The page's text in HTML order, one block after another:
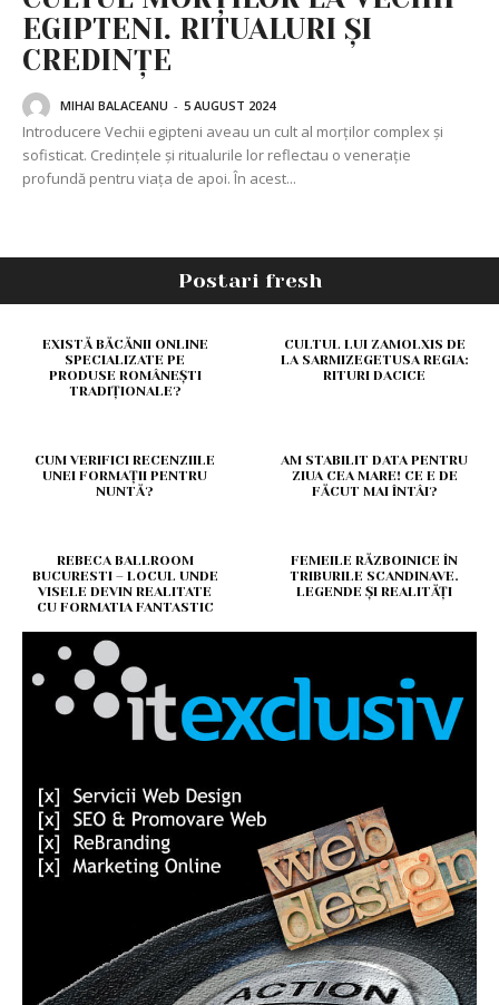
EGIPTENI. RITUALURI ȘI
CREDINȚE
MIHAI BALACEANU - 5 AUGUST 2024
Introducere Vechii egipteni aveau un cult al morților complex și
sofisticat. Credințele și ritualurile lor reflectau o venerație
profundă pentru viața de apoi. În acest...
Postari fresh
EXISTĂ BĂCĂNII ONLINE
SPECIALIZATE PE
PRODUSE ROMÂNEȘTI
TRADIȚIONALE?
CULTUL LUI ZAMOLXIS DE
LA SARMIZEGETUSA REGIA:
RITURI DACICE
CUM VERIFICI RECENZIILE
UNEI FORMAȚII PENTRU
NUNTĂ?
AM STABILIT DATA PENTRU
ZIUA CEA MARE! CE E DE
FĂCUT MAI ÎNTÂI?
REBECA BALLROOM
BUCURESTI – LOCUL UNDE
VISELE DEVIN REALITATE
CU FORMATIA FANTASTIC
FEMEILE RĂZBOINICE ÎN
TRIBURILE SCANDINAVE.
LEGENDE ȘI REALITĂȚI